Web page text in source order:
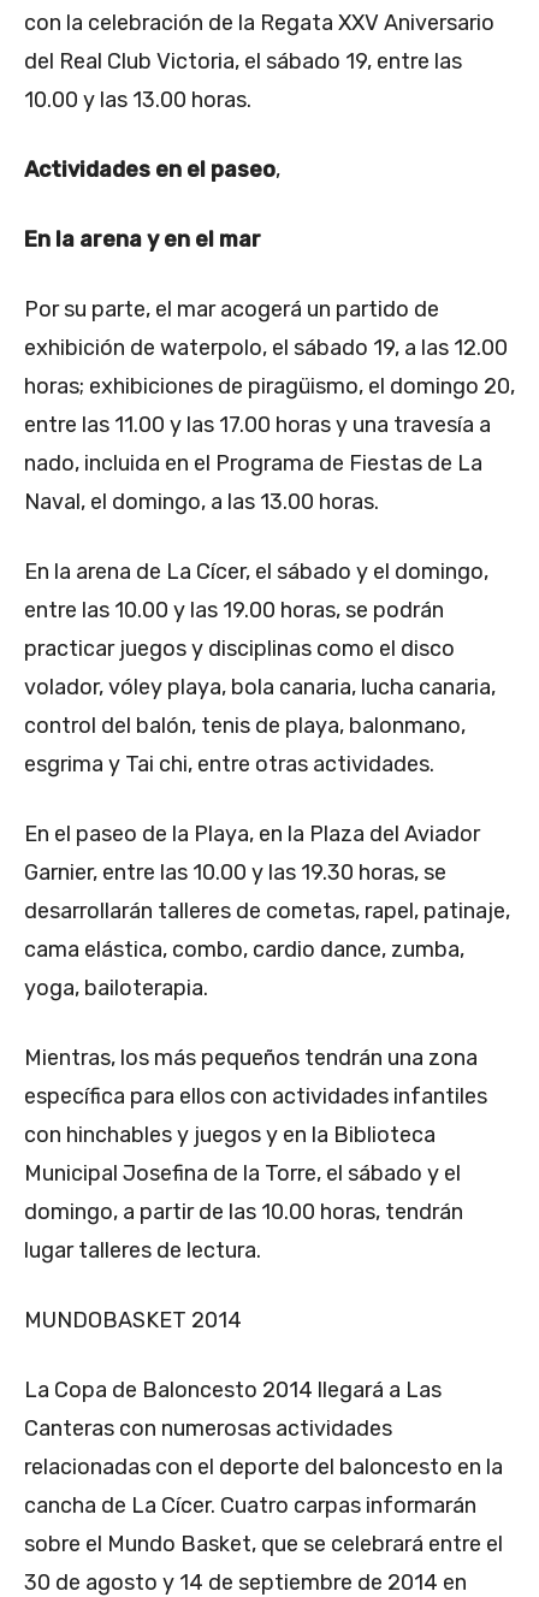
con la celebración de la Regata XXV Aniversario
del Real Club Victoria, el sábado 19, entre las
10.00 y las 13.00 horas.
Actividades en el paseo,
En la arena y en el mar
Por su parte, el mar acogerá un partido de
exhibición de waterpolo, el sábado 19, a las 12.00
horas; exhibiciones de piragüismo, el domingo 20,
entre las 11.00 y las 17.00 horas y una travesía a
nado, incluida en el Programa de Fiestas de La
Naval, el domingo, a las 13.00 horas.
En la arena de La Cícer, el sábado y el domingo,
entre las 10.00 y las 19.00 horas, se podrán
practicar juegos y disciplinas como el disco
volador, vóley playa, bola canaria, lucha canaria,
control del balón, tenis de playa, balonmano,
esgrima y Tai chi, entre otras actividades.
En el paseo de la Playa, en la Plaza del Aviador
Garnier, entre las 10.00 y las 19.30 horas, se
desarrollarán talleres de cometas, rapel, patinaje,
cama elástica, combo, cardio dance, zumba,
yoga, bailoterapia.
Mientras, los más pequeños tendrán una zona
específica para ellos con actividades infantiles
con hinchables y juegos y en la Biblioteca
Municipal Josefina de la Torre, el sábado y el
domingo, a partir de las 10.00 horas, tendrán
lugar talleres de lectura.
MUNDOBASKET 2014
La Copa de Baloncesto 2014 llegará a Las
Canteras con numerosas actividades
relacionadas con el deporte del baloncesto en la
cancha de La Cícer. Cuatro carpas informarán
sobre el Mundo Basket, que se celebrará entre el
30 de agosto y 14 de septiembre de 2014 en